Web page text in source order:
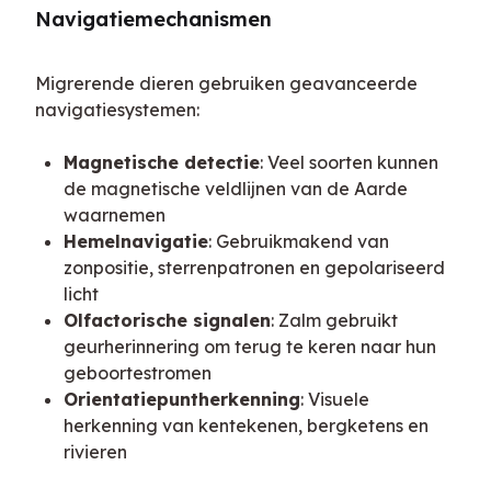
Navigatiemechanismen
Migrerende dieren gebruiken geavanceerde
navigatiesystemen:
Magnetische detectie: Veel soorten kunnen
de magnetische veldlijnen van de Aarde
waarnemen
Hemelnavigatie: Gebruikmakend van
zonpositie, sterrenpatronen en gepolariseerd
licht
Olfactorische signalen: Zalm gebruikt
geurherinnering om terug te keren naar hun
geboortestromen
Orientatiepuntherkenning: Visuele
herkenning van kentekenen, bergketens en
rivieren